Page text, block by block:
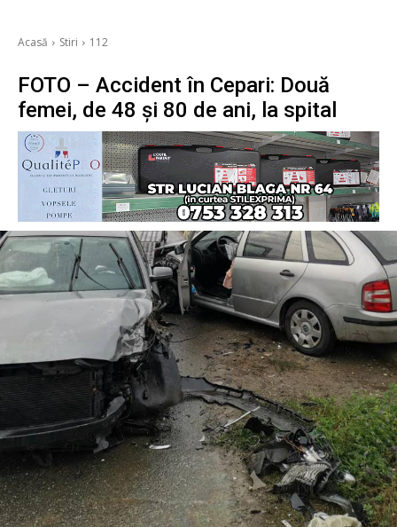
Acasă Stiri 112
FOTO – Accident în Cepari: Două
femei, de 48 și 80 de ani, la spital